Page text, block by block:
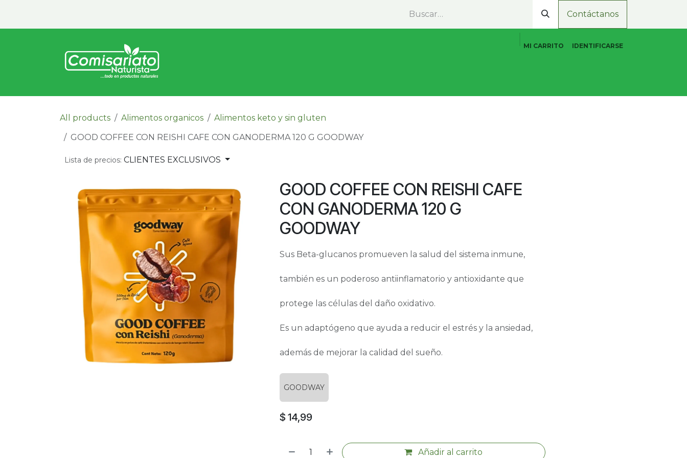
Contáctanos
MI CARRITO IDENTIFICARSE
All products Alimentos organicos
Alimentos keto y sin gluten
GOOD COFFEE CON REISHI CAFE CON GANODERMA 120 G GOODWAY
Lista de precios: CLIENTES EXCLUSIVOS
GOOD COFFEE CON REISHI CAFE
CON GANODERMA 120 G
GOODWAY
Sus Beta-glucanos promueven la salud del sistema inmune,
también es un poderoso antiinflamatorio y antioxidante que
protege las células del daño oxidativo.
Es un adaptógeno que ayuda a reducir el estrés y la ansiedad,
además de mejorar la calidad del sueño.
GOODWAY
$ 14,99
Añadir al carrito